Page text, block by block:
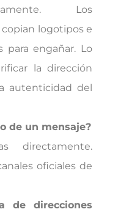
Los
logotipos e
para engañar. Lo
la dirección
autenticidad del
de un mensaje?
directamente.
oficiales de
de direcciones